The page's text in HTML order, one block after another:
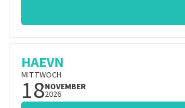
HAEVN
MITTWOCH
18NOVEMBER
2026